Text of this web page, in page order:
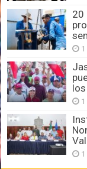
20